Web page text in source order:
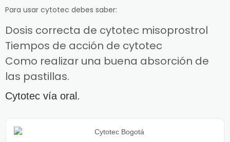
Para usar cytotec debes saber:
Dosis correcta de cytotec misoprostrol
Tiempos de acción de cytotec
Como realizar una buena absorción de
las pastillas.
Cytotec vía oral.